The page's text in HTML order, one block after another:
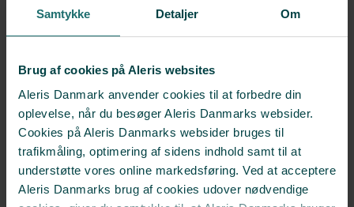
Samtykke Detaljer Om
Brug af cookies på Aleris websites
Aleris Danmark anvender cookies til at forbedre din
oplevelse, når du besøger Aleris Danmarks websider.
Cookies på Aleris Danmarks websider bruges til
trafikmåling, optimering af sidens indhold samt til at
understøtte vores online markedsføring. Ved at acceptere
Aleris Danmarks brug af cookies udover nødvendige
Arbejds- og ansvarsområder:
Ved Aleris PP fokuserer jeg på psykoterapeutiske
udfordringer, psykoedukative mestringsforløb,
parterapeutiske forløb og arbejdsrelaterede
problemstillinger.
​← Tilbage til oversigten